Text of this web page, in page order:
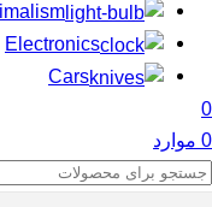
Electronics
Cars
0
0 موارد